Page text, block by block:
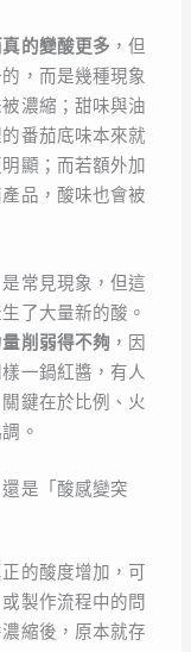
的變酸更多 ，但
，而是幾種現象
濃縮；甜味與油
番茄底味本來就
顯；而若額外加
品，酸味也會被
常見現象，但這
了大量新的酸。
削弱得不夠 ，因
一鍋紅醬，有人
鍵在於比例、火
。
是「酸感變突
的酸度增加，可
製作流程中的問
縮後，原本就存